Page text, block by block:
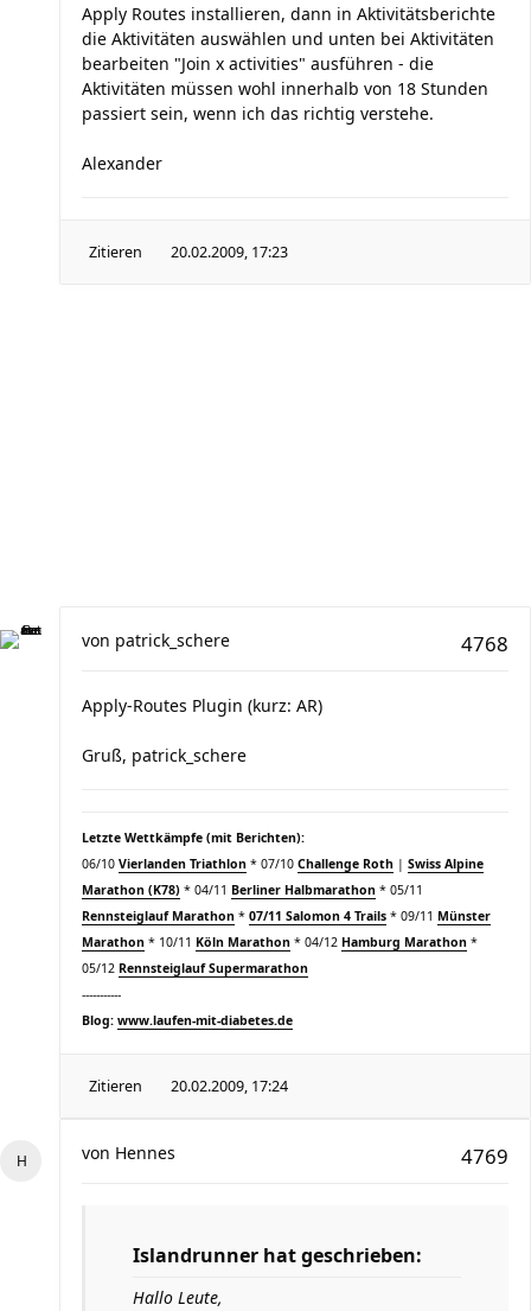
Apply Routes installieren, dann in Aktivitätsberichte
die Aktivitäten auswählen und unten bei Aktivitäten
bearbeiten "Join x activities" ausführen - die
Aktivitäten müssen wohl innerhalb von 18 Stunden
passiert sein, wenn ich das richtig verstehe.
Alexander
Zitieren 20.02.2009, 17:23
4768
von patrick_schere
Apply-Routes Plugin (kurz: AR)
Gruß, patrick_schere
Letzte Wettkämpfe (mit Berichten):
06/10 Vierlanden Triathlon * 07/10 Challenge Roth | Swiss Alpine
Marathon (K78) * 04/11 Berliner Halbmarathon * 05/11
Rennsteiglauf Marathon * 07/11 Salomon 4 Trails * 09/11 Münster
Marathon * 10/11 Köln Marathon * 04/12 Hamburg Marathon *
05/12 Rennsteiglauf Supermarathon
-----------
Blog: www.laufen-mit-diabetes.de
Zitieren 20.02.2009, 17:24
4769
von Hennes
Islandrunner hat geschrieben:
Hallo Leute,